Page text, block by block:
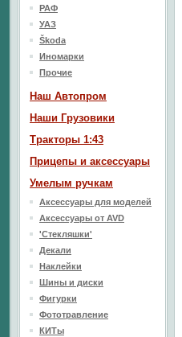
РАФ
УАЗ
Škoda
Иномарки
Прочие
Наш Aвтопром
Наши Грузовики
Тракторы 1:43
Прицепы и аксессуары
Умелым ручкам
Аксессуары для моделей
Аксессуары от AVD
'Стекляшки'
Декали
Наклейки
Шины и диски
Фигурки
Фототравление
КИТы